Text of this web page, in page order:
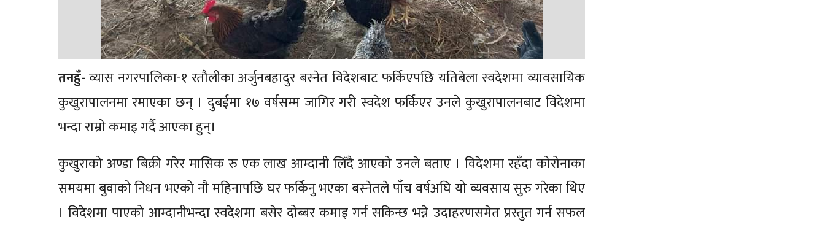
तनहुँ-व्यास नगरपालिका-१ रतौलीका अर्जुनबहादुर बस्नेत विदेशबाट फर्किएपछि यतिबेला स्वदेशमा व्यावसायिक
कुखुरापालनमा रमाएका छन् । दुबईमा १७ वर्षसम्म जागिर गरी स्वदेश फर्किएर उनले कुखुरापालनबाट विदेशमा
भन्दा राम्रो कमाइ गर्दै आएका हुन्।
कुखुराको अण्डा बिक्री गरेर मासिक रु एक लाख आम्दानी लिँदै आएको उनले बताए । विदेशमा रहँदा कोरोनाका
समयमा बुवाको निधन भएको नौ महिनापछि घर फर्किनु भएका बस्नेतले पाँच वर्षअघि यो व्यवसाय सुरु गरेका थिए
। विदेशमा पाएको आम्दानीभन्दा स्वदेशमा बसेर दोब्बर कमाइ गर्न सकिन्छ भन्ने उदाहरणसमेत प्रस्तुत गर्न सफल